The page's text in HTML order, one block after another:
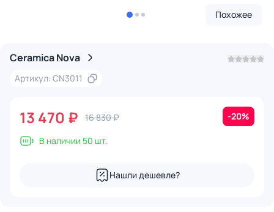
Похожее
Ceramica Nova
Артикул: CN3011
13 470 ₽ 16 830 ₽ -20%
В наличии 50 шт.
Нашли дешевле?